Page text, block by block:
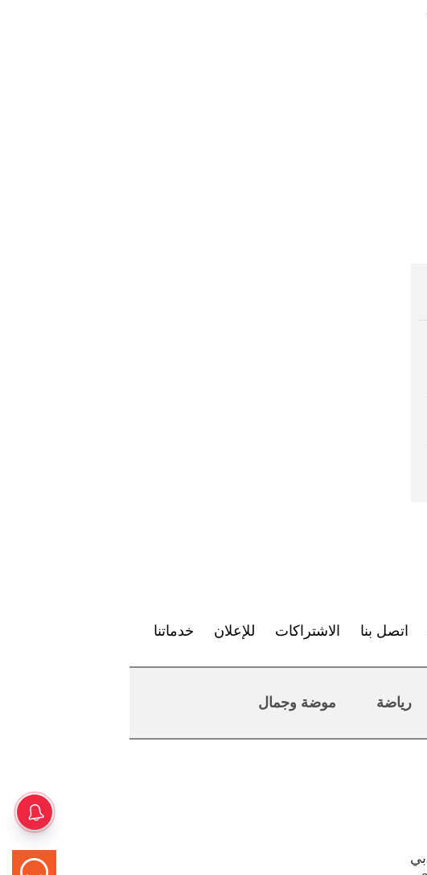
اتصل بنا الاشتراكات للإعلان خدماتنا
رياضة موضة وجمال